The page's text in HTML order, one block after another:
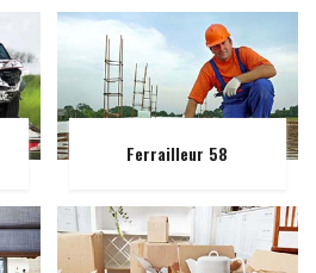
Ferrailleur 58